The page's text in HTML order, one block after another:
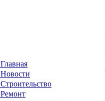
Главная
Новости
Строительство
Ремонт